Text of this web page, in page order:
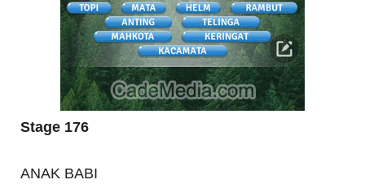
Stage 176
ANAK BABI